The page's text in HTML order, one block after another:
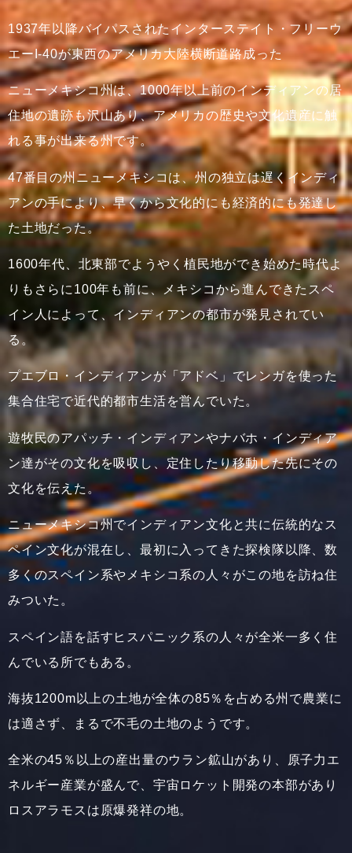
1937年以降バイパスされたインターステイト・フリーウ
エーI-40が東西のアメリカ大陸横断道路成った
ニューメキシコ州は、1000年以上前のインディアンの居
住地の遺跡も沢山あり、アメリカの歴史や文化遺産に触
れる事が出来る州です。
47番目の州ニューメキシコは、州の独立は遅くインディ
アンの手により、早くから文化的にも経済的にも発達し
た土地だった。
1600年代、北東部でようやく植民地ができ始めた時代よ
りもさらに100年も前に、メキシコから進んできたスペ
イン人によって、インディアンの都市が発見されてい
る。
プエブロ・インディアンが「アドベ」でレンガを使った
集合住宅で近代的都市生活を営んでいた。
遊牧民のアパッチ・インディアンやナバホ・インディア
ン達がその文化を吸収し、定住したり移動した先にその
文化を伝えた。
ニューメキシコ州でインディアン文化と共に伝統的なス
ペイン文化が混在し、最初に入ってきた探検隊以降、数
多くのスペイン系やメキシコ系の人々がこの地を訪ね住
みついた。
スペイン語を話すヒスパニック系の人々が全米一多く住
んでいる所でもある。
海抜1200m以上の土地が全体の85％を占める州で農業に
は適さず、まるで不毛の土地のようです。
全米の45％以上の産出量のウラン鉱山があり、原子力エ
ネルギー産業が盛んで、宇宙ロケット開発の本部があり
ロスアラモスは原爆発祥の地。